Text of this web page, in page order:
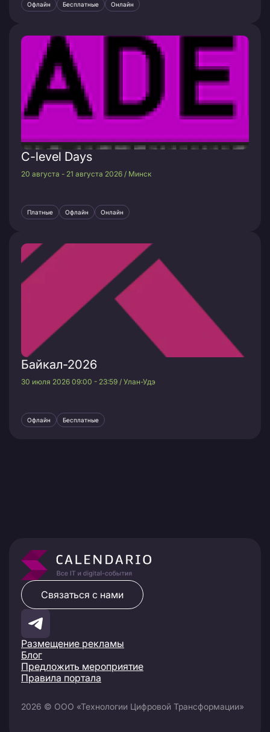
Офлайн Бесплатные Онлайн
C-level Days
20 августа - 21 августа 2026 / Минск
Платные Офлайн Онлайн
Байкал-2026
30 июля 2026 09:00 - 23:59 / Улан-Удэ
Офлайн Бесплатные
Размещение рекламы
Блог
Предложить мероприятие
Правила портала
Связаться с нами
2026 © ООО «Технологии Цифровой Трансформации»